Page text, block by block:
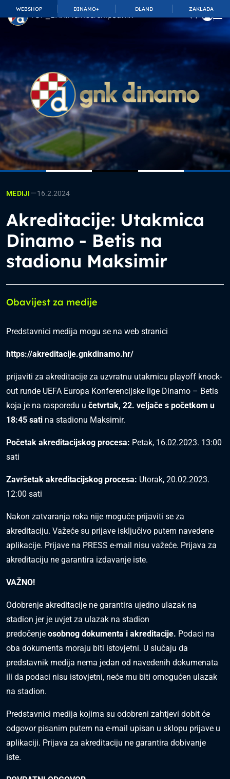
WEBSHOP DINAMO+ DLAND ZAKLADA
TOP_BAR.MembershipSuffix
MEDIJI—16.2.2024
Akreditacije: Utakmica
Dinamo - Betis na
stadionu Maksimir
Obavijest za medije
Predstavnici medija mogu se na web stranici
https://akreditacije.gnkdinamo.hr/
prijaviti za akreditacije za uzvratnu utakmicu playoff knock-
out runde UEFA Europa Konferencijske lige Dinamo – Betis
koja je na rasporedu u četvrtak, 22. veljače s početkom u
18:45 sati na stadionu Maksimir.
Početak akreditacijskog procesa: Petak, 16.02.2023. 13:00
sati
Završetak akreditacijskog procesa: Utorak, 20.02.2023.
12:00 sati
Nakon zatvaranja roka nije moguće prijaviti se za
akreditaciju. Važeće su prijave isključivo putem navedene
aplikacije. Prijave na PRESS e-mail nisu važeće. Prijava za
akreditaciju ne garantira izdavanje iste.
VAŽNO!
Odobrenje akreditacije ne garantira ujedno ulazak na
stadion jer je uvjet za ulazak na stadion
predočenje osobnog dokumenta i akreditacije. Podaci na
oba dokumenta moraju biti istovjetni. U slučaju da
predstavnik medija nema jedan od navedenih dokumenata
ili da podaci nisu istovjetni, neće mu biti omogućen ulazak
na stadion.
Predstavnici medija kojima su odobreni zahtjevi dobit će
odgovor pisanim putem na e-mail upisan u sklopu prijave u
aplikaciji. Prijava za akreditaciju ne garantira dobivanje
iste.